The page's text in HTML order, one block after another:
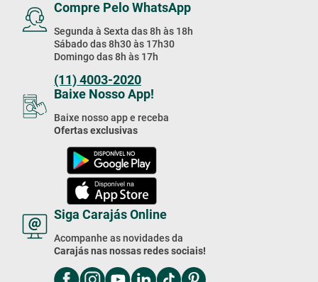
Compre Pelo WhatsApp
Segunda à Sexta das 8h às 18h
Sábado das 8h30 às 17h30
Domingo das 8h às 17h
(11) 4003-2020
Baixe Nosso App!
Baixe nosso app e receba
Ofertas exclusivas
Siga Carajás Online
Acompanhe as novidades da
Carajás nas nossas redes sociais!